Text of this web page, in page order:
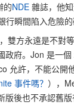
的NDE 雜誌，他
瞬間陷入危險
雙方永遠是不對
政府。Jon 是一
允許，不能公
事件嗎？ ），
版後也不承認舊